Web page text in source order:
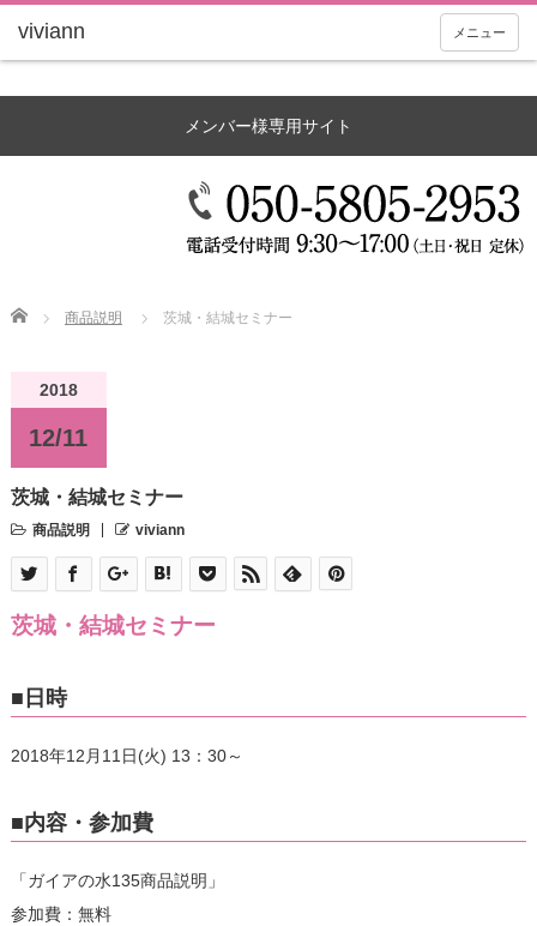
メニュー
メンバー様専用サイト
Home 商品説明 茨城・結城セミナー
2018
12/11
茨城・結城セミナー
商品説明 viviann
茨城・結城セミナー
■日時
2018年12月11日(火) 13：30～
■内容・参加費
「ガイアの水135商品説明」
参加費：無料